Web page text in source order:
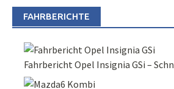
FAHRBERICHTE
Fahrbericht Opel Insignia GSi –